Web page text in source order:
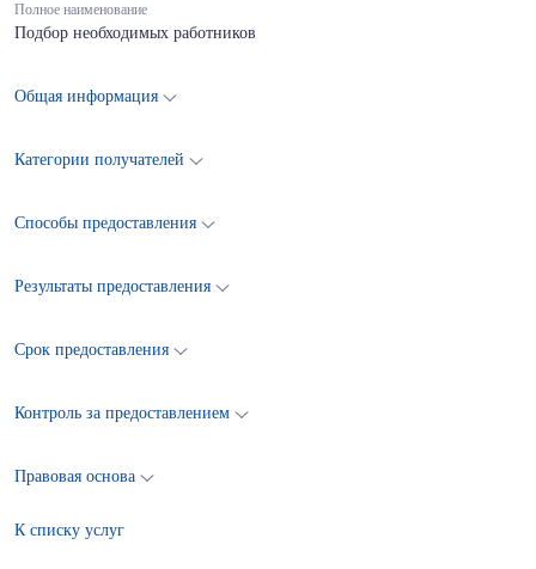
Полное наименование
Подбор необходимых работников
Общая информация
Категории получателей
Способы предоставления
Результаты предоставления
Срок предоставления
Контроль за предоставлением
Правовая основа
К списку услуг